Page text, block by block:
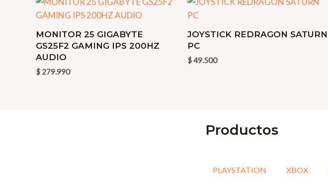
MONITOR 25 GIGABYTE
GS25F2 GAMING IPS 200HZ
AUDIO
$ 279.990
JOYSTICK REDRAGON SATURN
PC
$49.500
Productos
PLAYSTATION XBOX